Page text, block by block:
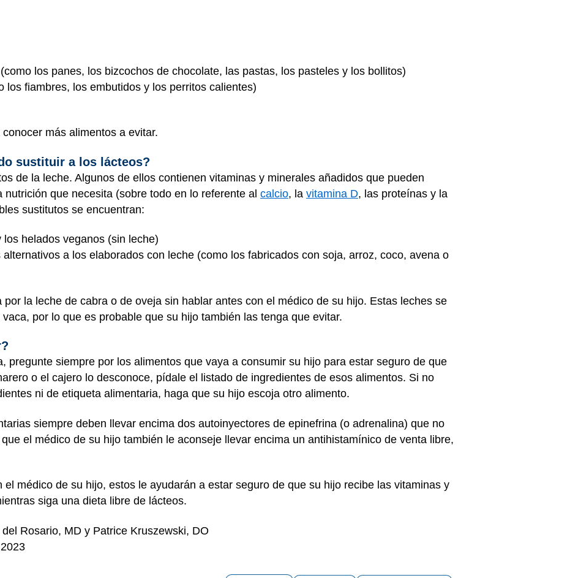
los panes, los bizcochos de chocolate, las pastas, los pasteles y los bollitos)
los fiambres, los embutidos y los perritos calientes)
conocer más alimentos a evitar.
sustituir a los lácteos?
de la leche. Algunos de ellos contienen vitaminas y minerales añadidos que pueden
que necesita (sobre todo en lo referente al calcio, la vitamina D, las proteínas y la
sustitutos se encuentran:
los helados veganos (sin leche)
alternativos a los elaborados con leche (como los fabricados con soja, arroz, coco, avena o
la leche de cabra o de oveja sin hablar antes con el médico de su hijo. Estas leches se
por lo que es probable que su hijo también las tenga que evitar.
pregunte siempre por los alimentos que vaya a consumir su hijo para estar seguro de que
o el cajero lo desconoce, pídale el listado de ingredientes de esos alimentos. Si no
ni de etiqueta alimentaria, haga que su hijo escoja otro alimento.
siempre deben llevar encima dos autoinyectores de epinefrina (o adrenalina) que no
el médico de su hijo también le aconseje llevar encima un antihistamínico de venta libre,
el médico de su hijo, estos le ayudarán a estar seguro de que su hijo recibe las vitaminas y
siga una dieta libre de lácteos.
Rosario, MD y Patrice Kruszewski, DO